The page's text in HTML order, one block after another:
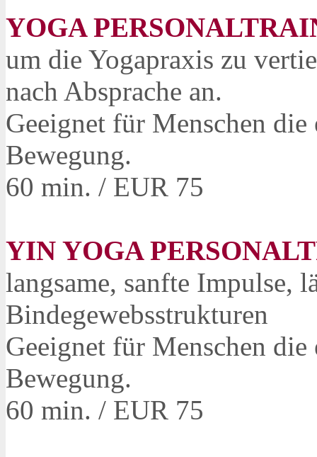
YOGA
um die Yogapraxis zu
nach Absprache an.
Geeignet für Menschen
Bewegung.
60 min. / EUR 75
YIN YOGA
langsame, sanfte Impulse,
Bindegewebsstrukturen
Geeignet für Menschen
Bewegung.
60 min. / EUR 75